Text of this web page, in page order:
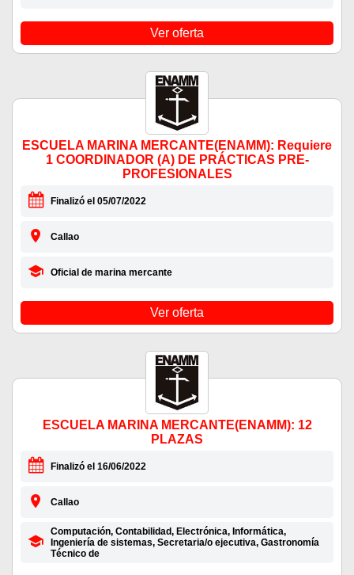
Ver oferta
ESCUELA MARINA MERCANTE(ENAMM): Requiere
1 COORDINADOR (A) DE PRÁCTICAS PRE-
PROFESIONALES
Finalizó el 05/07/2022
Callao
Oficial de marina mercante
Ver oferta
ESCUELA MARINA MERCANTE(ENAMM): 12
PLAZAS
Finalizó el 16/06/2022
Callao
Computación, Contabilidad, Electrónica, Informática,
Ingeniería de sistemas, Secretaria/o ejecutiva, Gastronomía
Técnico de